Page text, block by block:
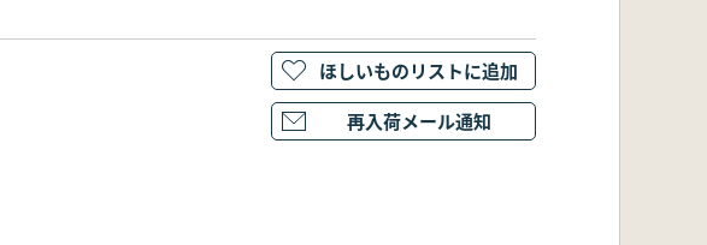
ほしいものリストに追加
再入荷メール通知